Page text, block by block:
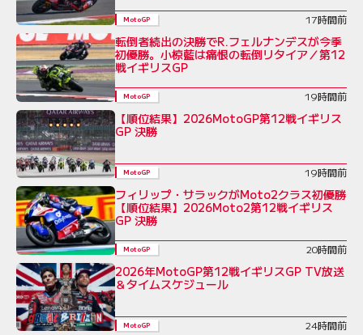
MotoGP 17時間前
転倒者続出の決勝でR.フェルナンデスが今季
初優勝。小椋藍は痛恨の転倒リタイア／第12
戦イギリスGP
MotoGP 19時間前
【順位結果】2026MotoGP第12戦イギリス
GP 決勝
MotoGP 19時間前
フィリップ・サラックがMoto2クラス初優勝
【順位結果】2026Moto2第12戦イギリス
GP 決勝
MotoGP 20時間前
2026年MotoGP第12戦イギリスGP TV放送
＆タイムスケジュール
MotoGP 24時間前